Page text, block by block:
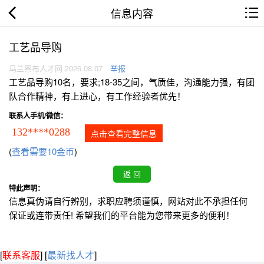
信息内容
工艺品导购
乌兰察布人才网 2026.08.07 举报
工艺品导购10名，要求;18-35之间，气质佳，沟通能力强，有团
队合作精神，有上进心，有工作经验者优先！
联系人手机/微信：
132****0288 点击查看完整信息
(查看需要10金币)
特此声明：
信息真伪请自行辨别，求职应聘须谨慎，网站对此不承担任何
保证或连带责任! 希望我们的平台能为您带来更多的便利！
[联系客服] [最新找人才]